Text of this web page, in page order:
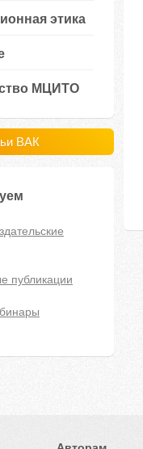
этика
МЦИТО
ВАК
публикации